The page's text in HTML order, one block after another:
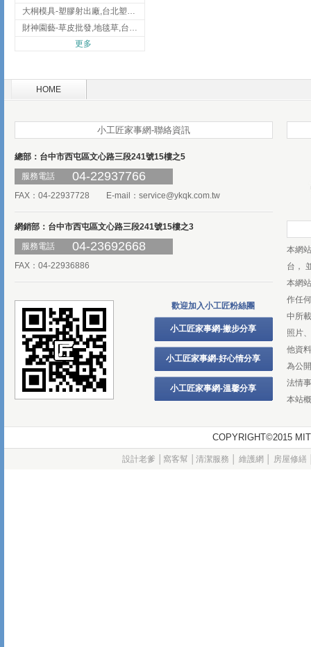
大桐模具-塑膠射出廠,台北塑膠射出廠
財神園藝-草皮批發,地毯草,台北草,彰化地毯草,彰化台北草
更多
HOME
小工匠家事網-聯絡資訊
總部：台中市西屯區文心路三段241號15樓之5
服務電話
04-22937766
FAX：04-22937728 E-mail： service@ykqk.com.tw
網銷部：台中市西屯區文心路三段241號15樓之3
服務電話
04-23692668
FAX：04-22936886
歡迎加入小工匠粉絲團
小工匠家事網-撇步分享
小工匠家事網-好心情分享
小工匠家事網-溫馨分享
本網
台，
本網
作任
中所
照片
他資
為公
法情
本站
COPYRIGHT©2015
設計老爹 窩客幫 清潔服務 維護網 房屋修繕